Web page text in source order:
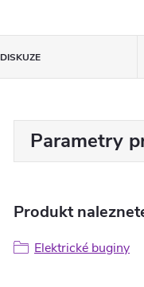
DISKUZE
Parametry
Produkt
Elektrické buginy